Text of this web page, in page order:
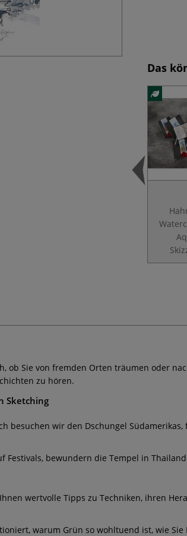
Das
ob Sie von fremden Orten träumen oder
zu hören.
Sketching
besuchen wir den Dschungel
bewundern die Tempel in
wertvolle Tipps zu Techniken, ihren
warum Grün so wohltuend ist, wie